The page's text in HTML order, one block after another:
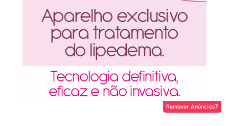
Remover Anúncios?